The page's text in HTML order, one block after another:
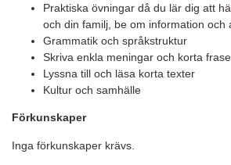
Praktiska övningar då du lär dig att
och din familj, be om information och
Grammatik och språkstruktur
Skriva enkla meningar och korta
Lyssna till och läsa korta texter
Kultur och samhälle
Förkunskaper
Inga förkunskaper krävs.